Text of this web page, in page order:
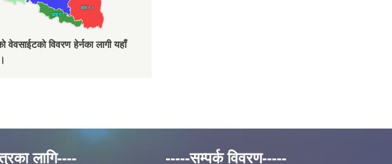
वेवसाईटको विवरण हेर्नका लागी यहाँ
लागि---- -----सम्पर्क विवरण-----